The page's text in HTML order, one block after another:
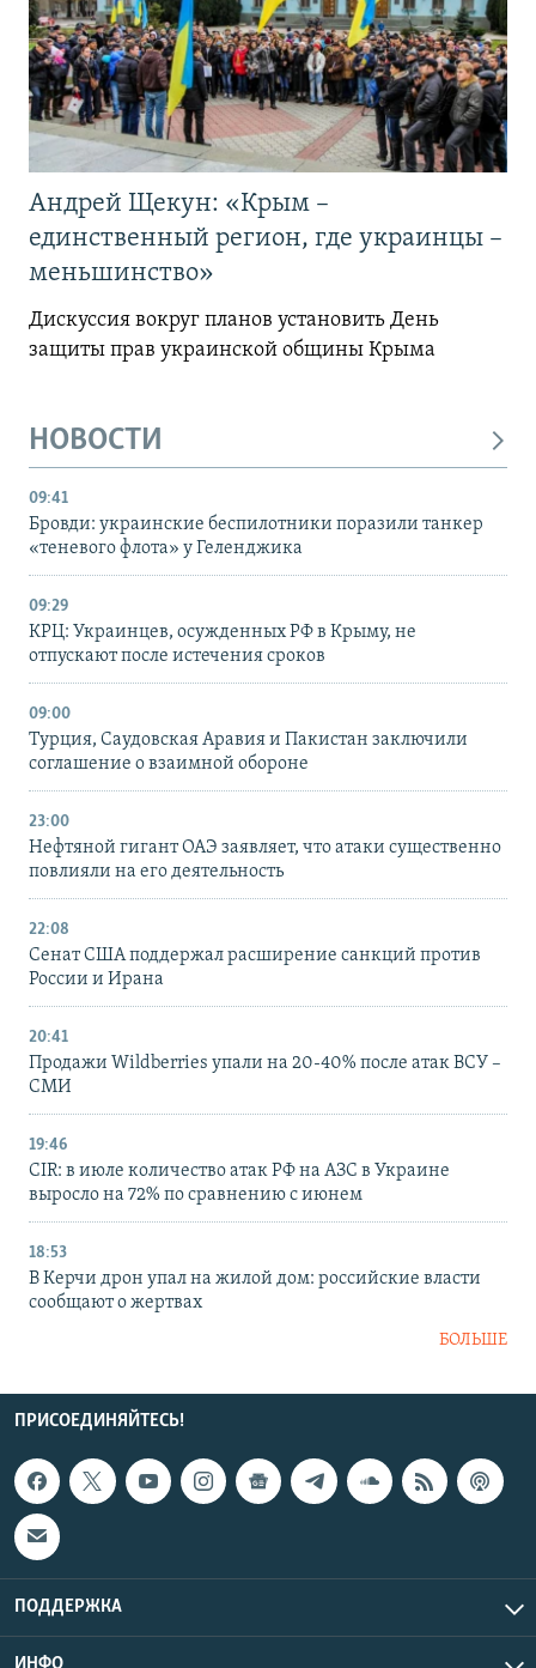
Андрей Щекун: «Крым –
единственный регион, где украинцы –
меньшинство»
Дискуссия вокруг планов установить День
защиты прав украинской общины Крыма
НОВОСТИ
09:41
Бровди: украинские беспилотники поразили танкер
«теневого флота» у Геленджика
09:29
КРЦ: Украинцев, осужденных РФ в Крыму, не
отпускают после истечения сроков
09:00
Турция, Саудовская Аравия и Пакистан заключили
соглашение о взаимной обороне
23:00
Нефтяной гигант ОАЭ заявляет, что атаки существенно
повлияли на его деятельность
22:08
Сенат США поддержал расширение санкций против
России и Ирана
20:41
Продажи Wildberries упали на 20-40% после атак ВСУ –
СМИ
19:46
CIR: в июле количество атак РФ на АЗС в Украине
выросло на 72% по сравнению с июнем
18:53
В Керчи дрон упал на жилой дом: российские власти
сообщают о жертвах
БОЛЬШЕ
ПРИСОЕДИНЯЙТЕСЬ!
ПОДДЕРЖКА